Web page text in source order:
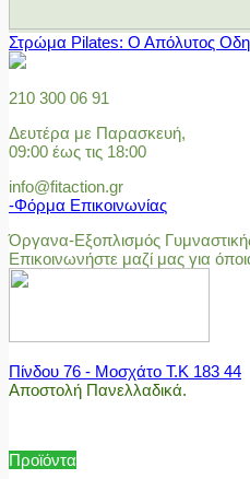
Στρώμα Pilates: Ο Απόλυτος
210 300 06 91
Δευτέρα με Παρασκευή,
09:00 έως τις 18:00
info@fitaction.gr
-Φόρμα Επικοινωνίας
Όργανα-Εξοπλισμός
Επικοινωνήστε μαζί μας για
Πίνδου 76 - Μοσχάτο Τ.Κ 183 44
Αποστολή Πανελλαδικά.
Προϊόντα